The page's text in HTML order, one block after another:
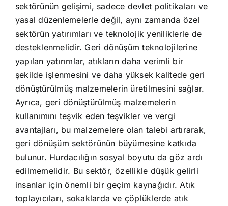
sektörünün gelişimi, sadece devlet politikaları ve
yasal düzenlemelerle değil, aynı zamanda özel
sektörün yatırımları ve teknolojik yeniliklerle de
desteklenmelidir. Geri dönüşüm teknolojilerine
yapılan yatırımlar, atıkların daha verimli bir
şekilde işlenmesini ve daha yüksek kalitede geri
dönüştürülmüş malzemelerin üretilmesini sağlar.
Ayrıca, geri dönüştürülmüş malzemelerin
kullanımını teşvik eden teşvikler ve vergi
avantajları, bu malzemelere olan talebi artırarak,
geri dönüşüm sektörünün büyümesine katkıda
bulunur. Hurdacılığın sosyal boyutu da göz ardı
edilmemelidir. Bu sektör, özellikle düşük gelirli
insanlar için önemli bir geçim kaynağıdır. Atık
toplayıcıları, sokaklarda ve çöplüklerde atık